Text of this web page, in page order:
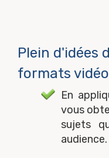
Plein d'idées
formats vidéo
En
vous
sujets
audience.